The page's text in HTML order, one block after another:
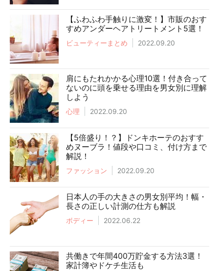
【ふわふわ手触りに激変！】市販のおす
すめアンダーヘアトリートメント5選！
ビューティーまとめ 2022.09.20
肩にもたれかかる心理10選！付き合って
ないのに頭を乗せる理由を男女別に理解
しよう
心理 2022.09.20
【5倍盛り！？】ドンキホーテのおすす
めヌーブラ！値段や口コミ、付け方まで
解説！
ファッション 2022.09.20
日本人の手の大きさの男女別平均！幅・
長さの正しい計測の仕方も解説
ボディー 2022.06.22
共働きで年間400万貯金する方法3選！
家計簿やドケチ生活も